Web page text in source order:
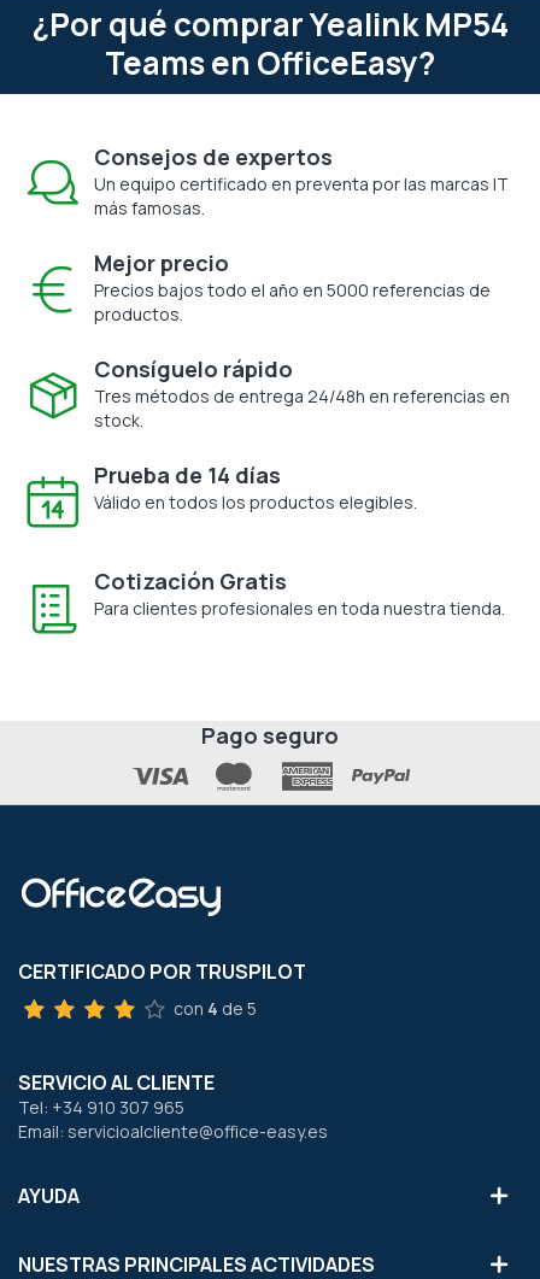
¿Por qué comprar Yealink MP54
Teams en OfficeEasy?
Consejos de expertos
Un equipo certificado en preventa por las marcas IT
más famosas.
Mejor precio
Precios bajos todo el año en 5000 referencias de
productos.
Consíguelo rápido
Tres métodos de entrega 24/48h en referencias en
stock.
Prueba de 14 días
Válido en todos los productos elegibles.
Cotización Gratis
Para clientes profesionales en toda nuestra tienda.
Pago seguro
CERTIFICADO POR TRUSPILOT
con 4 de 5
SERVICIO AL CLIENTE
Tel: +34 910 307 965
Email: servicioalcliente@office-easy.es
AYUDA
NUESTRAS PRINCIPALES ACTIVIDADES